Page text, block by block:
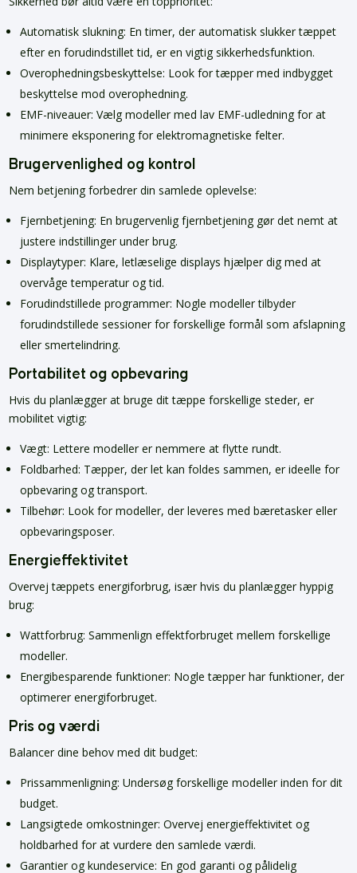
Automatisk slukning: En timer, der automatisk slukker tæppet
efter en forudindstillet tid, er en vigtig sikkerhedsfunktion.
Overophedningsbeskyttelse: Look for tæpper med indbygget
beskyttelse mod overophedning.
EMF-niveauer: Vælg modeller med lav EMF-udledning for at
minimere eksponering for elektromagnetiske felter.
Brugervenlighed og kontrol
Nem betjening forbedrer din samlede oplevelse:
Fjernbetjening: En brugervenlig fjernbetjening gør det nemt at
justere indstillinger under brug.
Displaytyper: Klare, letlæselige displays hjælper dig med at
overvåge temperatur og tid.
Forudindstillede programmer: Nogle modeller tilbyder
forudindstillede sessioner for forskellige formål som afslapning
eller smertelindring.
Portabilitet og opbevaring
Hvis du planlægger at bruge dit tæppe forskellige steder, er
mobilitet vigtig:
Vægt: Lettere modeller er nemmere at flytte rundt.
Foldbarhed: Tæpper, der let kan foldes sammen, er ideelle for
opbevaring og transport.
Tilbehør: Look for modeller, der leveres med bæretasker eller
opbevaringsposer.
Energieffektivitet
Overvej tæppets energiforbrug, især hvis du planlægger hyppig
brug:
Wattforbrug: Sammenlign effektforbruget mellem forskellige
modeller.
Energibesparende funktioner: Nogle tæpper har funktioner, der
optimerer energiforbruget.
Pris og værdi
Balancer dine behov med dit budget:
Prissammenligning: Undersøg forskellige modeller inden for dit
budget.
Langsigtede omkostninger: Overvej energieffektivitet og
holdbarhed for at vurdere den samlede værdi.
Garantier og kundeservice: En god garanti og pålidelig